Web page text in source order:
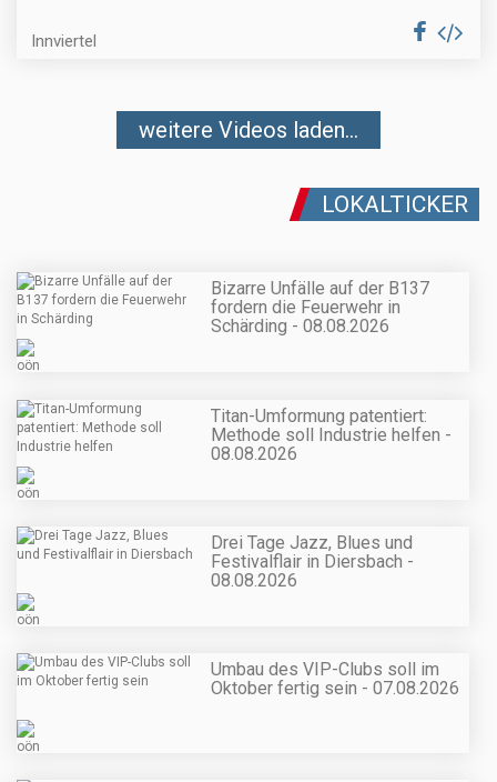
Innviertel
weitere Videos laden...
LOKALTICKER
Bizarre Unfälle auf der B137
fordern die Feuerwehr in
Schärding - 08.08.2026
Titan-Umformung patentiert:
Methode soll Industrie helfen -
08.08.2026
Drei Tage Jazz, Blues und
Festivalflair in Diersbach -
08.08.2026
Umbau des VIP-Clubs soll im
Oktober fertig sein - 07.08.2026